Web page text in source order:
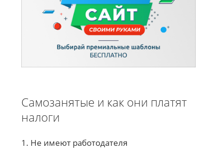
Самозанятые и как они платят
налоги
1. Не имеют работодателя